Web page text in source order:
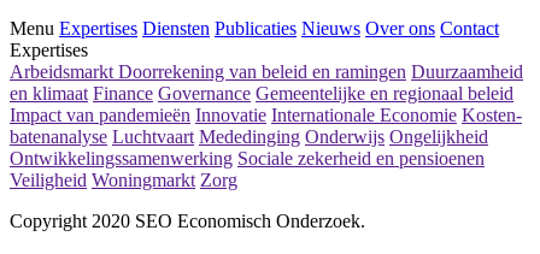
Menu Expertises Diensten Publicaties Nieuws Over ons Contact
Expertises
Arbeidsmarkt Doorrekening van beleid en ramingen Duurzaamheid
en klimaat Finance Governance Gemeentelijke en regionaal beleid
Impact van pandemieën Innovatie Internationale Economie Kosten-
batenanalyse Luchtvaart Mededinging Onderwijs Ongelijkheid
Ontwikkelingssamenwerking Sociale zekerheid en pensioenen
Veiligheid Woningmarkt Zorg
Copyright 2020 SEO Economisch Onderzoek.